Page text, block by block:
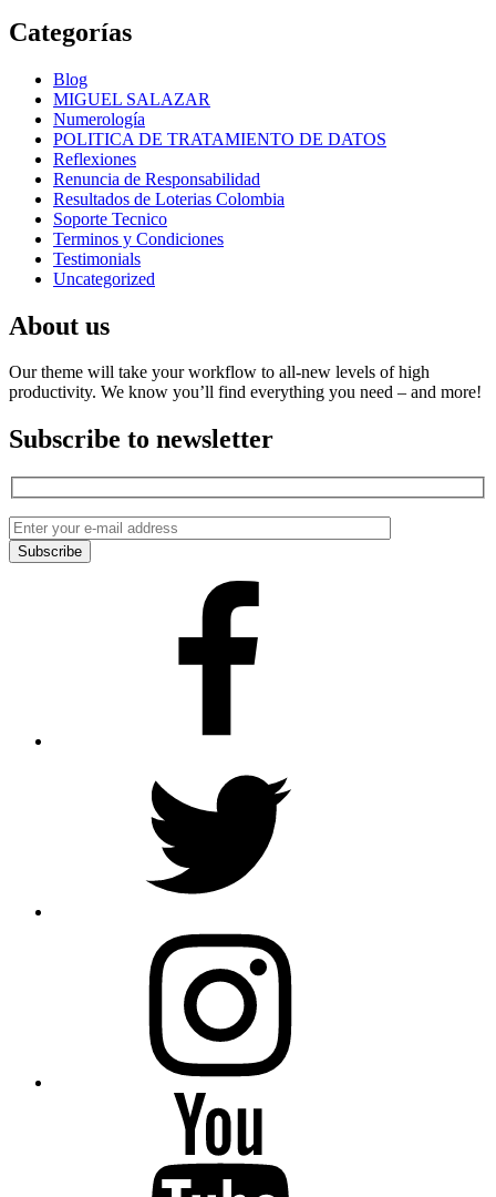
Categorías
Blog
MIGUEL SALAZAR
Numerología
POLITICA DE TRATAMIENTO DE DATOS
Reflexiones
Renuncia de Responsabilidad
Resultados de Loterias Colombia
Soporte Tecnico
Terminos y Condiciones
Testimonials
Uncategorized
About us
Our theme will take your workflow to all-new levels of high
productivity. We know you’ll find everything you need – and more!
Subscribe to newsletter